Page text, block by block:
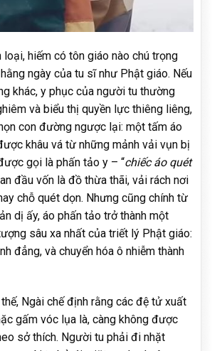
loại, hiếm có tôn giáo nào chú trọng
ngày của tu sĩ như Phật giáo. Nếu
khác, y phục của người tu thường
và biểu thị quyền lực thiêng liêng,
con đường ngược lại: một tấm áo
khâu vá từ những mảnh vải vụn bị
gọi là phấn tảo y – “chiếc áo quét
đầu vốn là đồ thừa thãi, vải rách nơi
chỗ quét dọn. Nhưng cũng chính từ
dị ấy, áo phấn tảo trở thành một
sâu xa nhất của triết lý Phật giáo:
đẳng, và chuyển hóa ô nhiễm thành
Ngài chế định rằng các đệ tử xuất
gấm vóc lụa là, càng không được
sở thích. Người tu phải đi nhặt